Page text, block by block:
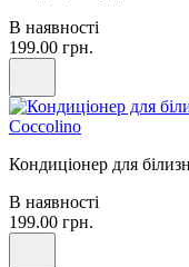
В наявності
199.00 грн.
Coccolino
Кондиціонер для
В наявності
199.00 грн.